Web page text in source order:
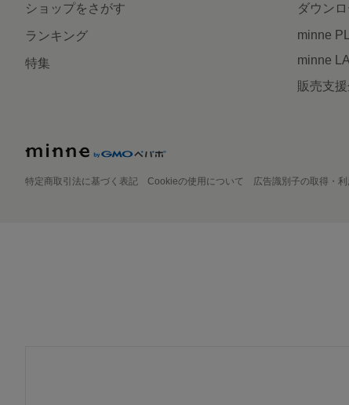
ショップをさがす
ランキング
特集
ダウンロ
minne
minne
販売支
特定商取引法に基づく表記 Cookieの使用について 広告識別子の取得・利